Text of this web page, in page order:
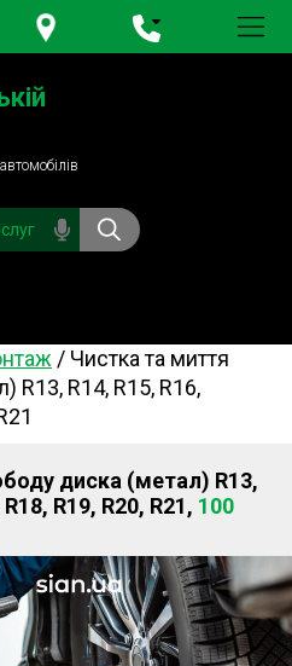
Планове ТО
Обслуговування
кондиціонера
Діагностика
Зчеплення
Шиномонтаж
/ Чистка та миття
R13, R14, R15, R16,
диска (метал) R13,
R19, R20, R21, 100